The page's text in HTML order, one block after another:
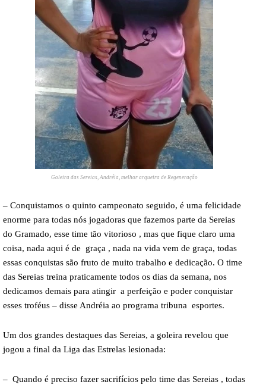
Goleira das Sereias, Andréia, melhor arqueira de Regeneração
– Conquistamos o quinto campeonato seguido, é uma felicidade
enorme para todas nós jogadoras que fazemos parte da Sereias
do Gramado, esse time tão vitorioso , mas que fique claro uma
coisa, nada aqui é de graça , nada na vida vem de graça, todas
essas conquistas são fruto de muito trabalho e dedicação. O time
das Sereias treina praticamente todos os dias da semana, nos
dedicamos demais para atingir a perfeição e poder conquistar
esses troféus – disse Andréia ao programa tribuna esportes.
Um dos grandes destaques das Sereias, a goleira revelou que
jogou a final da Liga das Estrelas lesionada:
– Quando é preciso fazer sacrifícios pelo time das Sereias , todas